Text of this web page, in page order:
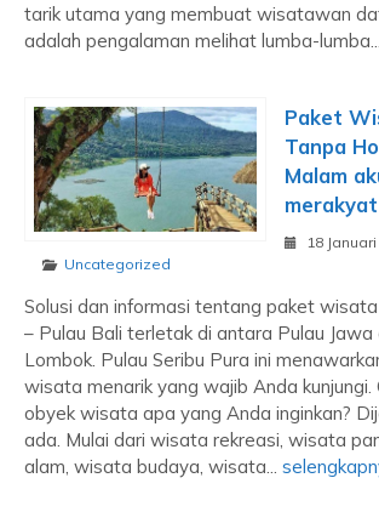
tarik utama yang membuat wisatawan
adalah pengalaman melihat lumba-lumba...
Paket
Tanpa
Malam
merakyat
18
Uncategorized
Solusi dan informasi tentang paket
– Pulau Bali terletak di antara Pulau Jawa
Lombok. Pulau Seribu Pura ini
wisata menarik yang wajib Anda kunjungi.
obyek wisata apa yang Anda inginkan?
ada. Mulai dari wisata rekreasi, wisata
alam, wisata budaya, wisata...